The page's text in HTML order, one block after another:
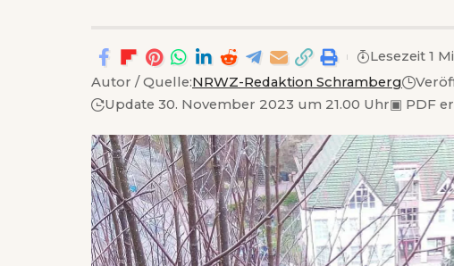
Autor / Quelle:NRWZ-Redaktion Schramberg
Update 30. November 2023 um 21.00 Uhr▣ PDF
Lesezeit 1